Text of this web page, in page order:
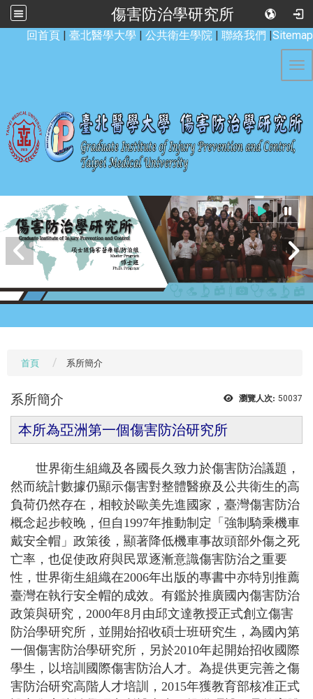
傷害防治學研究所
回首頁 | 臺北醫學大學 | 公共衛生學院 | 聯絡我們 |Sitemap
首頁 系所簡介
瀏覽人次: 50037
系所簡介
本所為亞洲第一個傷害防治研究所
世界衛生組織及各國長久致力於傷害防治議題，
然而統計數據仍顯示傷害對整體醫療及公共衛生的高
負荷仍然存在，相較於歐美先進國家，臺灣傷害防治
概念起步較晚，但自1997年推動制定「強制騎乘機車
戴安全帽」政策後，顯著降低機車事故頭部外傷之死
亡率，也促使政府與民眾逐漸意識傷害防治之重要
性，世界衛生組織在2006年出版的專書中亦特別推薦
臺灣在執行安全帽的成效。有鑑於推廣國內傷害防治
政策與研究，2000年8月由邱文達教授正式創立傷害
防治學研究所，並開始招收碩士班研究生，為國內第
一個傷害防治學研究所，另於2010年起開始招收國際
學生，以培訓國際傷害防治人才。為提供更完善之傷
害防治研究高階人才培訓，2015年獲教育部核准正式